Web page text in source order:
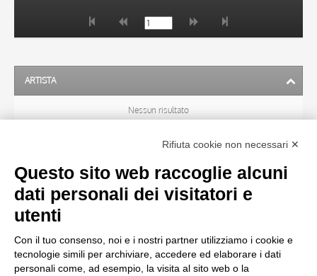
ARTISTA
Nessun risultato
OGGETTO
LOCALIZZAZIONE
Rifiuta cookie non necessari ✕
Questo sito web raccoglie alcuni
dati personali dei visitatori e
utenti
Con il tuo consenso, noi e i nostri partner utilizziamo i cookie e
tecnologie simili per archiviare, accedere ed elaborare i dati
personali come, ad esempio, la visita al sito web o la